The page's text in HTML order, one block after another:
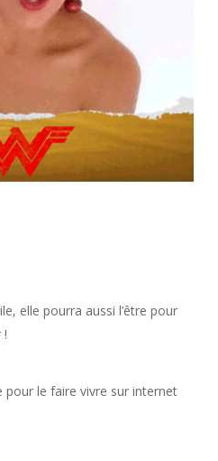
elle pourra aussi l’être pour
!
le faire vivre sur internet